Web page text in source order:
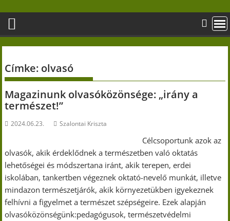
content
Címke: olvasó
Magazinunk olvasóközönsége: „irány a
természet!”
2024.06.23. Szalontai Kriszta
Célcsoportunk azok az
olvasók, akik érdeklődnek a természetben való oktatás
lehetőségei és módszertana iránt, akik terepen, erdei
iskolában, tankertben végeznek oktató-nevelő munkát, illetve
mindazon természetjárók, akik környezetükben igyekeznek
felhívni a figyelmet a természet szépségeire. Ezek alapján
olvasóközönségünk:pedagógusok, természetvédelmi